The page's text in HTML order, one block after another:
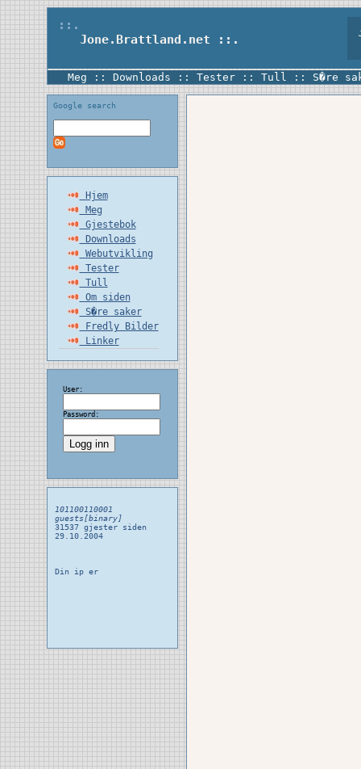
::.
Jone.Brattland.net ::.
Meg :: Downloads :: Tester:: Tull :: S�re
Google search
Hjem
Meg
Gjestebok
Downloads
Webutvikling
Tester
Tull
Om siden
S�re saker
Fredly Bilder
Linker
User:
Password:
101100110001
guests[binary]
31537 gjester siden
29.10.2004
Din ip er